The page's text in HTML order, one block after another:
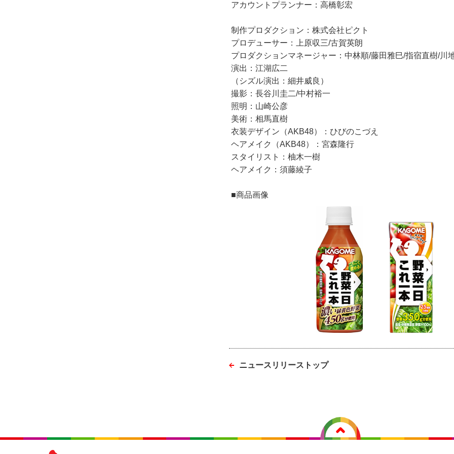
アカウントプランナー：高橋彰宏
制作プロダクション：株式会社ピクト
プロデューサー：上原収三/古賀英朗
プロダクションマネージャー：中林順/藤田雅巳/指宿直樹/川
演出：江湖広二
（シズル演出：細井威良）
撮影：長谷川圭二/中村裕一
照明：山崎公彦
美術：相馬直樹
衣装デザイン（AKB48）：ひびのこづえ
ヘアメイク（AKB48）：宮森隆行
スタイリスト：柚木一樹
ヘアメイク：須藤綾子
■商品画像
ニュースリリーストップ